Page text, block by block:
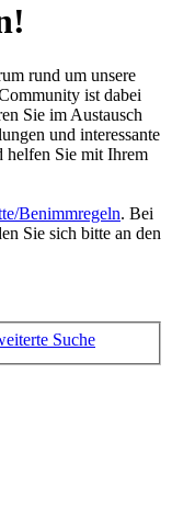
rund um unsere
ist dabei
Sie im Austausch
und interessante
helfen Sie mit Ihrem
Benimmregeln. Bei
Sie sich bitte an den
Suche